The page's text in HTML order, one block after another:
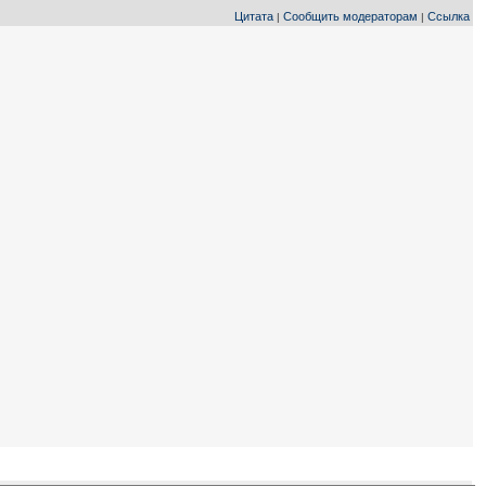
Цитата | Сообщить модераторам | Ссылка